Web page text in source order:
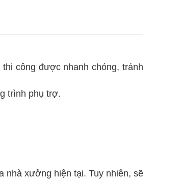
công được nhanh chóng, tránh
trình phụ trợ.
xưởng hiện tại. Tuy nhiên, sẽ